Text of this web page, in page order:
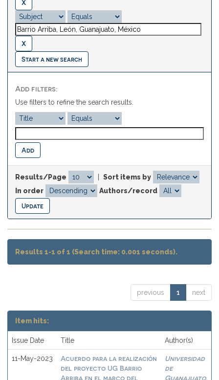
Start a new search
Add filters:
Use filters to refine the search results.
Results/Page
Sort items by
In order
Authors/record
Results 1-1 of 1 (Search time: 0.001 seconds).
previous 1 next
Item hits:
Issue Date Title Author(s)
11-May-2023
Acuerdo para la realización
del proyecto UG Barrio
Arriba en el marco del
Universidad
de
Guanajuato.